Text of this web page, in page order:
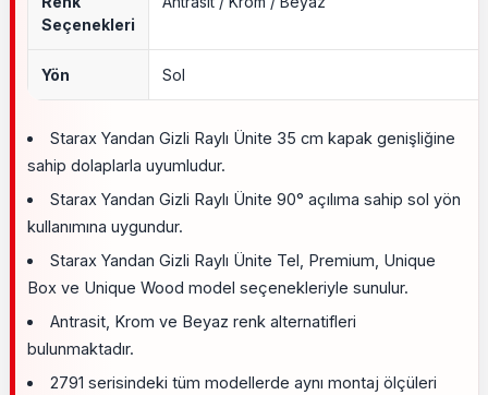
Seçenekleri
Yön Sol
Starax Yandan Gizli Raylı Ünite 35 cm kapak genişliğine
sahip dolaplarla uyumludur.
Starax Yandan Gizli Raylı Ünite 90° açılıma sahip sol yön
kullanımına uygundur.
Starax Yandan Gizli Raylı Ünite Tel, Premium, Unique
Box ve Unique Wood model seçenekleriyle sunulur.
Antrasit, Krom ve Beyaz renk alternatifleri
bulunmaktadır.
2791 serisindeki tüm modellerde aynı montaj ölçüleri